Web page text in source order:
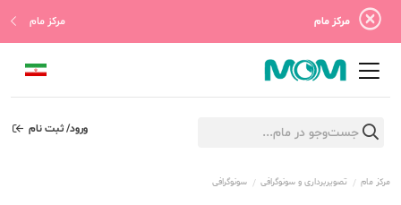
مرکز مام مرکز مام
ورود/ ثبت نام
مرکز مام تصویربرداری و سونوگرافی سونوگرافی